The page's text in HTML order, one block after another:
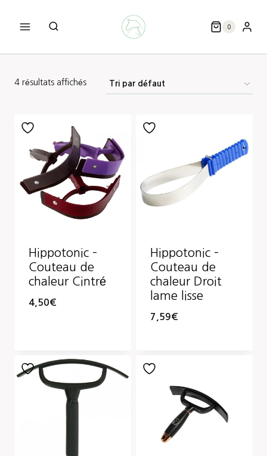
0
4 résultats affichés
Hippotonic –
Couteau de
chaleur Cintré
4,50€
Hippotonic –
Couteau de
chaleur Droit
lame lisse
7,59€